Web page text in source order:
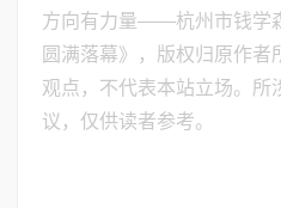
方向有力量——杭州市钱学
圆满落幕》，版权归原作者
观点，不代表本站立场。所
议，仅供读者参考。